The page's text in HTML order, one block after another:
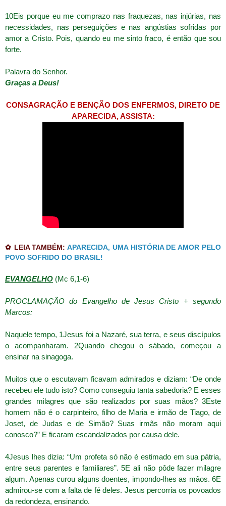
10Eis porque eu me comprazo nas fraquezas, nas injúrias, nas
necessidades, nas perseguições e nas angústias sofridas por
amor a Cristo. Pois, quando eu me sinto fraco, é então que sou
forte.
Palavra do Senhor.
Graças a Deus!
CONSAGRAÇÃO E BENÇÃO DOS ENFERMOS, DIRETO DE
APARECIDA, ASSISTA:
✿ LEIA TAMBÉM:APARECIDA, UMA HISTÓRIA DE AMOR PELO
POVO SOFRIDO DO BRASIL!
EVANGELHO (Mc 6,1-6)
PROCLAMAÇÃO do Evangelho de Jesus Cristo + segundo
Marcos:
Naquele tempo, 1Jesus foi a Nazaré, sua terra, e seus discípulos
o acompanharam. 2Quando chegou o sábado, começou a
ensinar na sinagoga.
Muitos que o escutavam ficavam admirados e diziam: “De onde
recebeu ele tudo isto? Como conseguiu tanta sabedoria? E esses
grandes milagres que são realizados por suas mãos? 3Este
homem não é o carpinteiro, filho de Maria e irmão de Tiago, de
Joset, de Judas e de Simão? Suas irmãs não moram aqui
conosco?” E ficaram escandalizados por causa dele.
4Jesus lhes dizia: “Um profeta só não é estimado em sua pátria,
entre seus parentes e familiares”. 5E ali não pôde fazer milagre
algum. Apenas curou alguns doentes, impondo-lhes as mãos. 6E
admirou-se com a falta de fé deles. Jesus percorria os povoados
da redondeza, ensinando.